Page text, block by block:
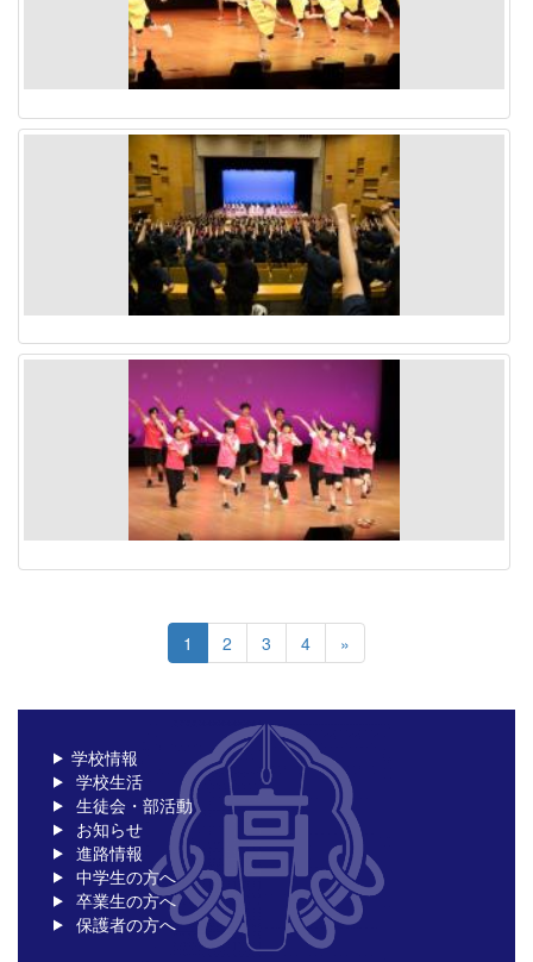
1 2 3 4 »
学校情報
学校生活
生徒会・部活動
お知らせ
進路情報
中学生の方へ
卒業生の方へ
保護者の方へ